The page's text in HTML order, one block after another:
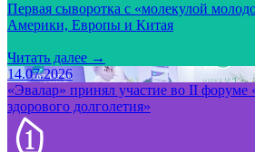
Первая сыворотка с «молекулой
Америки, Европы и Китая
Читать далее →
14.07.2026
«Эвалар» принял участие во II форуме
здорового долголетия»